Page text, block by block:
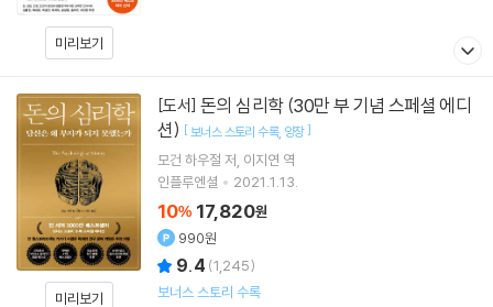
미리보기
미리보기
[도서]
션) [보너스 스토리 수록 양장]
모건 하우절 저 이지연 역
인플루엔셜
2021.1.13.
10% 17,820원
990원
9.4 (1,245)
보너스 스토리 수록